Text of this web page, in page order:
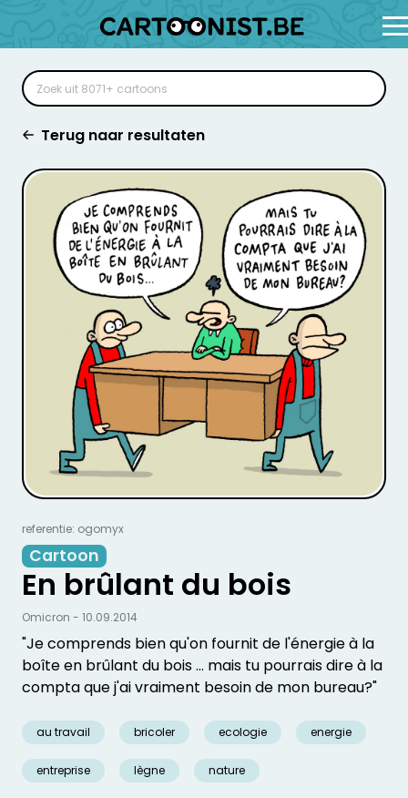
Terug naar resultaten
referentie: ogomyx
Cartoon
En brûlant du bois
"Je comprends bien qu'on fournit de l'énergie à la
boîte en brûlant du bois ... mais tu pourrais dire à la
compta que j'ai vraiment besoin de mon bureau?"
au travail bricoler ecologie energie
entreprise lègne nature
Omicron - 10.09.2014